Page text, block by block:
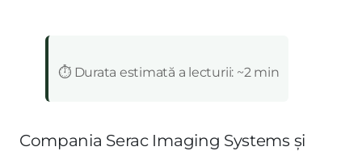
⏱️ Durata estimată a lecturii: ~2 min
Compania Serac Imaging Systems și